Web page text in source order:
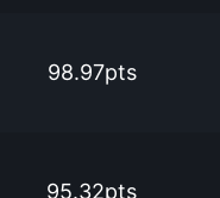
98.97pts
95.32pts